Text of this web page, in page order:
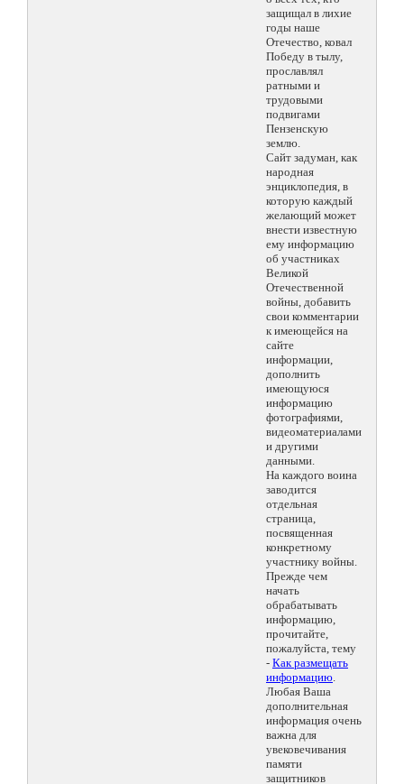
защищал в лихие
годы наше
Отечество, ковал
Победу в тылу,
прославлял
ратными и
трудовыми
подвигами
Пензенскую
землю.
Сайт задуман, как
народная
энциклопедия, в
которую каждый
желающий может
внести известную
ему информацию
об участниках
Великой
Отечественной
войны, добавить
свои комментарии
к имеющейся на
сайте
информации,
дополнить
имеющуюся
информацию
фотографиями,
видеоматериалами
и другими
данными.
На каждого воина
заводится
отдельная
страница,
посвященная
конкретному
участнику войны.
Прежде чем
начать
обрабатывать
информацию,
прочитайте,
пожалуйста, тему
- Как размещать
информацию.
Любая Ваша
дополнительная
информация очень
важна для
увековечивания
памяти
защитников